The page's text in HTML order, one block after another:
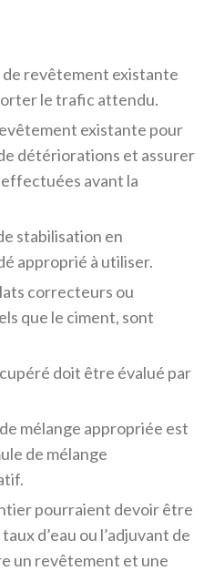
revêtement existante
le trafic attendu.
existante pour
détériorations et assurer
avant la
stabilisation en
approprié à utiliser.
correcteurs ou
que le ciment, sont
doit être évalué par
mélange appropriée est
de mélange
pourraient devoir être
d’eau ou l’adjuvant de
un revêtement et une